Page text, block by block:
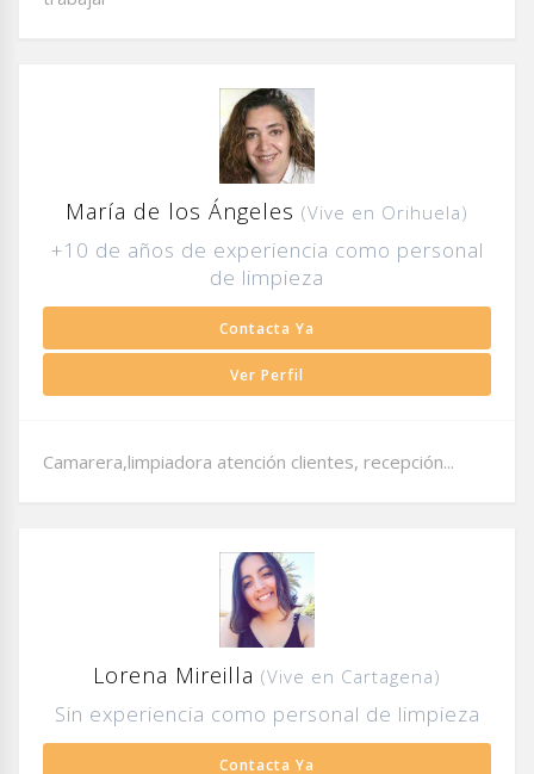
María de los Ángeles (Vive en Orihuela)
+10 de años de experiencia como personal
de limpieza
Contacta Ya
Ver Perfil
Camarera,limpiadora atención clientes, recepción...
Lorena Mireilla (Vive en Cartagena)
Sin experiencia como personal de limpieza
Contacta Ya